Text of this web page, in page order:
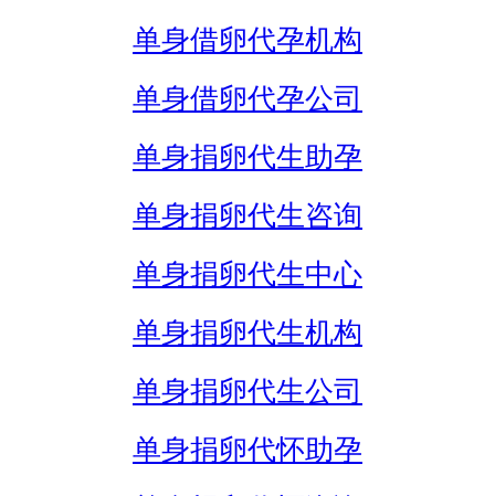
单身借卵代孕机构
单身借卵代孕公司
单身捐卵代生助孕
单身捐卵代生咨询
单身捐卵代生中心
单身捐卵代生机构
单身捐卵代生公司
单身捐卵代怀助孕